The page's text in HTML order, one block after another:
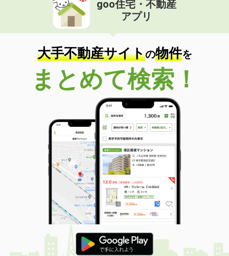
goo住宅・不動産
アプリ
大手不動産サイトの物件を
まとめて検索！